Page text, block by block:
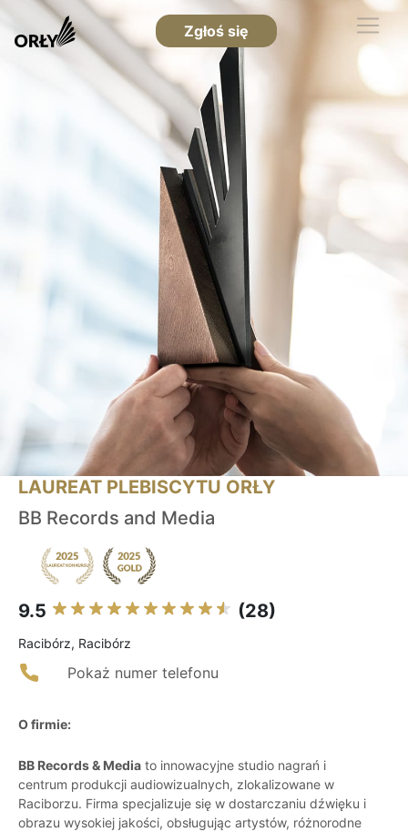
Zgłoś się
LAUREAT PLEBISCYTU ORŁY
BB Records and Media
9.5 (28)
Racibórz, Racibórz
Pokaż numer telefonu
O firmie:
BB Records & Media to innowacyjne studio nagrań i
centrum produkcji audiowizualnych, zlokalizowane w
Raciborzu. Firma specjalizuje się w dostarczaniu dźwięku i
obrazu wysokiej jakości, obsługując artystów, różnorodne